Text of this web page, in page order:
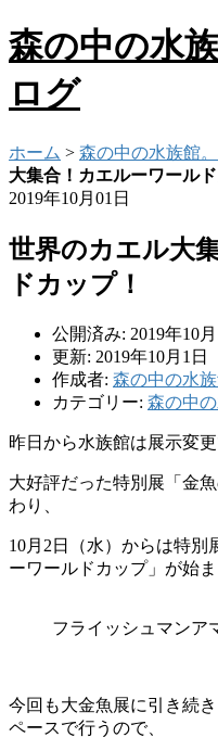
森の中の水
ログ
ホーム > 森の中の水族館
大集合！カエルーワールド
2019年10月01日
世界のカエル大
ドカップ！
公開済み: 2019年10月
更新: 2019年10月1日
作成者: 森の中の水族
カテゴリー: 森の中
昨日から水族館は展示変更
大好評だった特別展「金
わり、
10月2日（水）からは特
ーワールドカップ」が始ま
フライッシュマンア
今回も大金魚展に引き続
ペースで行うので、